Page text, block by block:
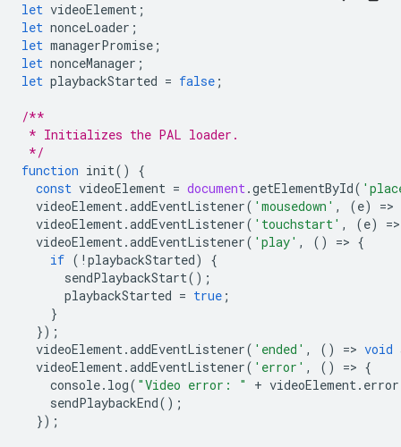
let videoElement ;
let nonceLoader ;
let managerPromise ;
let nonceManager ;
let playbackStarted = false ;
/**
* Initializes the PAL loader.
*/
function init()
{
const videoElement = document.getElementById(
videoElement.addEventListener( 'mousedown' , (e) =>
videoElement.addEventListener( 'touchstart' , (e) =>
videoElement.addEventListener( 'play' , () => {
if ( ! playbackStarted)
{
sendPlaybackStart();
playbackStarted = true ;
}
});
videoElement.addEventListener( 'ended' , () => void
videoElement.addEventListener( 'error' , () => {
console. log( "Video error: " + videoElement. error
sendPlaybackEnd();
});